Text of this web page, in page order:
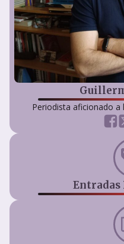
Periodista aficionado a
Entradas